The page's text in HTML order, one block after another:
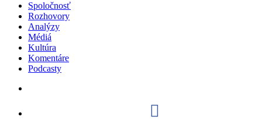
Spoločnosť
Rozhovory
Analýzy
Médiá
Kultúra
Komentáre
Podcasty